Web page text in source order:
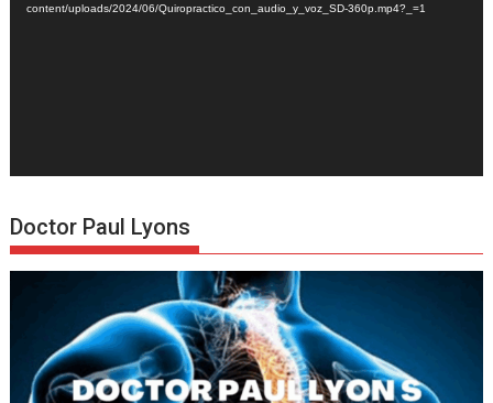
content/uploads/2024/06/Quiropractico_con_audio_y_voz_SD-360p.mp4?_=1
Doctor Paul Lyons